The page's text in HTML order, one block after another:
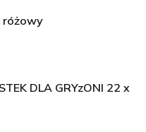
różowy
DLA GRYzONI 22 x